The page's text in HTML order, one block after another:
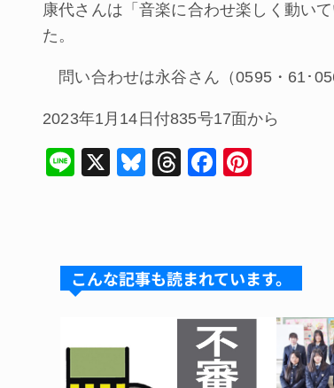
康代さんは「音楽に合わせ楽しく動い
た。
問い合わせは永谷さん（0595・61･
2023年1月14日付835号17面から
Li
X
Bl
k
T
d
F
b
o
k
st
こんな記事も読まれています。